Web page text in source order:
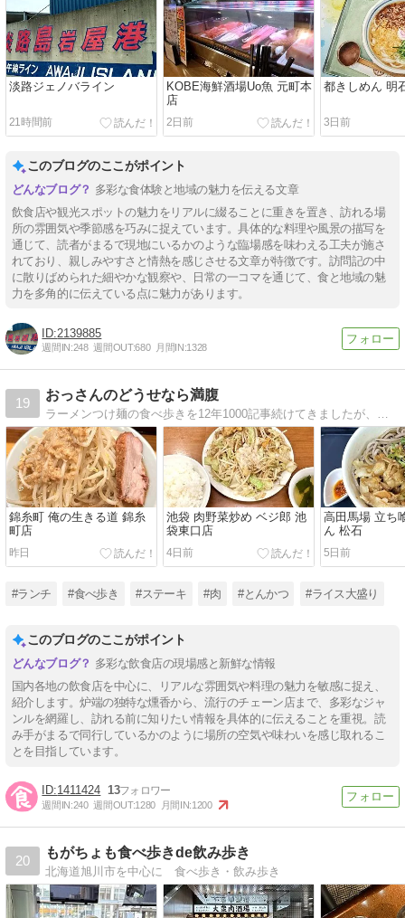
淡路ジェノバライン
21時間前
KOBE海鮮酒場Uo魚 元町本
店
2日前
都きしめん 明
3日前
このブログのここがポイント
多彩な食体験と地域の魅力を伝える文章
飲食店や観光スポットの魅力をリアルに綴ることに重きを置き、訪れる場
所の雰囲気や季節感を巧みに捉えています。具体的な料理や風景の描写を
通じて、読者がまるで現地にいるかのような臨場感を味わえる工夫が施さ
れており、親しみやすさと情熱を感じさせる文章が特徴です。訪問記の中
に散りばめられた細やかな観察や、日常の一コマを通じて、食と地域の魅
力を多角的に伝えている点に魅力があります。
2139885
週間IN:248 週間OUT:680 月間IN:1328
19
おっさんのどうせなら満腹
ラーメンつけ麺の食べ歩きを12年1000記事続けてきましたが、ジャンルを限定しない食べ歩きにリニューアルしました。食べたいものを食べたいときに食べて紹介します。
錦糸町 俺の生きる道 錦糸
町店
昨日
池袋 肉野菜炒め ベジ郎 池
袋東口店
4日前
高田馬場 立ち
ん 松石
5日前
#ランチ #食べ歩き #ステーキ #肉 #とんかつ #ライス大盛り
このブログのここがポイント
多彩な飲食店の現場感と新鮮な情報
国内各地の飲食店を中心に、リアルな雰囲気や料理の魅力を敏感に捉え、
紹介します。炉端の独特な燻香から、流行のチェーン店まで、多彩なジャ
ンルを網羅し、訪れる前に知りたい情報を具体的に伝えることを重視。読
み手がまるで同行しているかのように場所の空気や味わいを感じ取れるこ
とを目指しています。
1411424 13
週間IN:240 週間OUT:1280 月間IN:1200
20
もがちょも食べ歩きde飲み歩き
北海道旭川市を中心に 食べ歩き・飲み歩き